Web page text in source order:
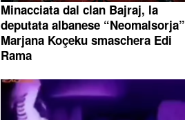
Minacciata dal clan Bajraj, la
deputata albanese “Neomalsorja”
Marjana Koçeku smaschera Edi
Rama